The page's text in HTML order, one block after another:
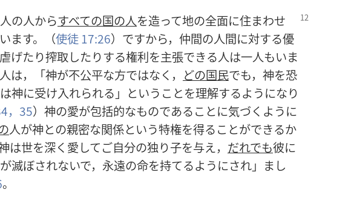
の人からすべての国の人を造って地の全面に住まわせ
ます。（使徒 17:26）ですから，仲間の人間に対する優
げたり搾取したりする権利を主張できる人は一人もいま
は，「神が不公平な方ではなく， どの国民でも，神を恐
神に受け入れられる」ということを理解するようになり
，35）神の愛が包括的なものであることに気づくように
人が神との親密な関係という特権を得ることができるか
は世を深く愛してご自分の独り子を与え， だれでも彼に
滅ぼされないで，永遠の命を持てるようにされ」まし
。